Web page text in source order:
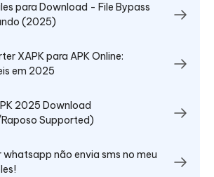
para Download - File Bypass
(2025)
XAPK para APK Online:
em 2025
2025 Download
Supported)
não envia sms no meu